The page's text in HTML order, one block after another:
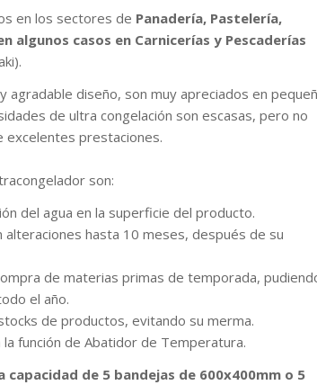
en los sectores de Panadería, Pastelería,
algunos casos en Carnicerías y Pescaderías
agradable diseño, son muy apreciados en
de ultra congelación son escasas, pero no
excelentes prestaciones.
son:
del agua en la superficie del producto.
hasta 10 meses, después de su
de materias primas de temporada,
el año.
de productos, evitando su merma.
función de Abatidor de Temperatura.
capacidad de 5 bandejas de 600x400mm o 5